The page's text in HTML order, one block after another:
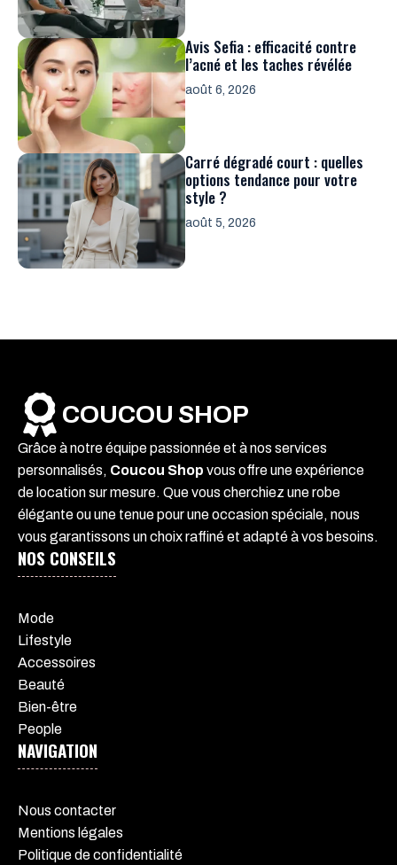
Avis Sefia : efficacité contre
l’acné et les taches révélée
août 6, 2026
Carré dégradé court : quelles
options tendance pour votre
style ?
août 5, 2026
COUCOU SHOP
Grâce à notre équipe passionnée et à nos services
personnalisés, Coucou Shop vous offre une expérience
de location sur mesure. Que vous cherchiez une robe
élégante ou une tenue pour une occasion spéciale, nous
vous garantissons un choix raffiné et adapté à vos besoins.
NOS CONSEILS
Mode
Lifestyle
Accessoires
Beauté
Bien-être
People
NAVIGATION
Nous contacter
Mentions légales
Politique de confidentialité